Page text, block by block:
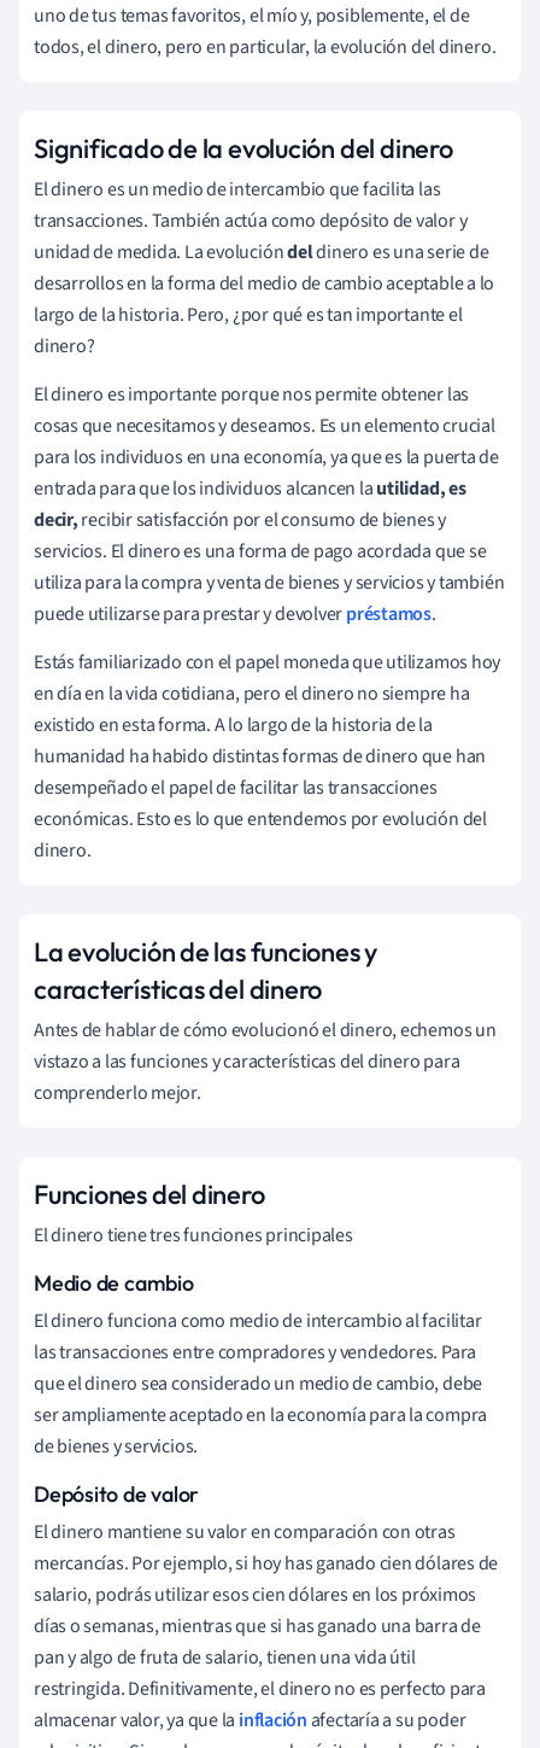
uno de tus temas favoritos, el mío y, posiblemente, el de
todos, el dinero, pero en particular, la evolución del dinero.
Significado de la evolución del dinero
El dinero es un medio de intercambio que facilita las
transacciones. También actúa como depósito de valor y
unidad de medida. La evolucióndeldinero es una serie de
desarrollos en la forma del medio de cambio aceptable a lo
largo de la historia. Pero, ¿por qué es tan importante el
dinero?
El dinero es importante porque nos permite obtener las
cosas que necesitamos y deseamos. Es un elemento crucial
para los individuos en una economía, ya que es la puerta de
entrada para que los individuos alcancen lautilidad, es
decir,recibir satisfacción por el consumo de bienes y
servicios. El dinero es una forma de pago acordada que se
utiliza para la compra y venta de bienes y servicios y también
puede utilizarse para prestar y devolverpréstamos.
Estás familiarizado con el papel moneda que utilizamos hoy
en día en la vida cotidiana, pero el dinero no siempre ha
existido en esta forma. A lo largo de la historia de la
humanidad ha habido distintas formas de dinero que han
desempeñado el papel de facilitar las transacciones
económicas. Esto es lo que entendemos por evolución del
dinero.
La evolución de las funciones y
características del dinero
Antes de hablar de cómo evolucionó el dinero, echemos un
vistazo a las funciones y características del dinero para
comprenderlo mejor.
Funciones del dinero
El dinero tiene tres funciones principales
Medio de cambio
El dinero funciona como medio de intercambio al facilitar
las transacciones entre compradores y vendedores. Para
que el dinero sea considerado un medio de cambio, debe
ser ampliamente aceptado en la economía para la compra
de bienes y servicios.
Depósito de valor
El dinero mantiene su valor en comparación con otras
mercancías. Por ejemplo, si hoy has ganado cien dólares de
salario, podrás utilizar esos cien dólares en los próximos
días o semanas, mientras que si has ganado una barra de
pan y algo de fruta de salario, tienen una vida útil
restringida. Definitivamente, el dinero no es perfecto para
almacenar valor, ya que la inflación afectaría a su poder